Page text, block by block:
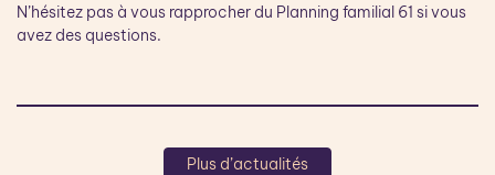
N’hésitez pas à vous rapprocher du Planning familial 61 si vous
avez des questions.
Plus d’actualités